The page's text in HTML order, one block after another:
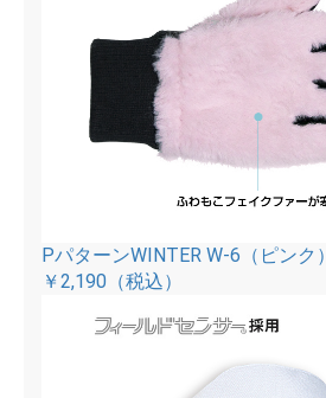
PパターンWINTER W-6（ピンク）
￥2,190 （税込）